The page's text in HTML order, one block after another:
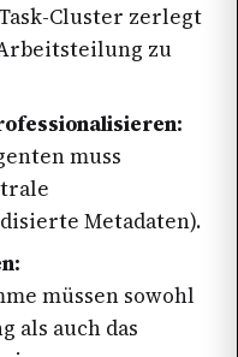
Cluster zerlegt
zu
muss
Metadaten).
müssen sowohl
als auch das